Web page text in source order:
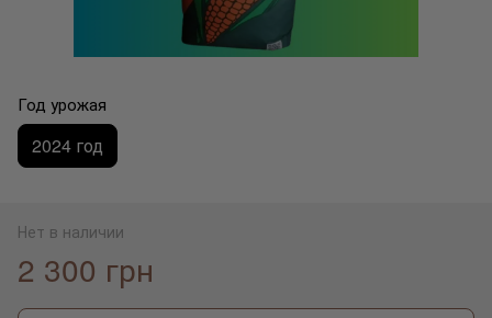
Год урожая
2024 год
Нет в наличии
2 300 грн